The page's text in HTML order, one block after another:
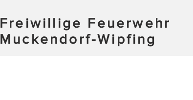
Freiwillige Feuerwehr
Muckendorf-Wipfing